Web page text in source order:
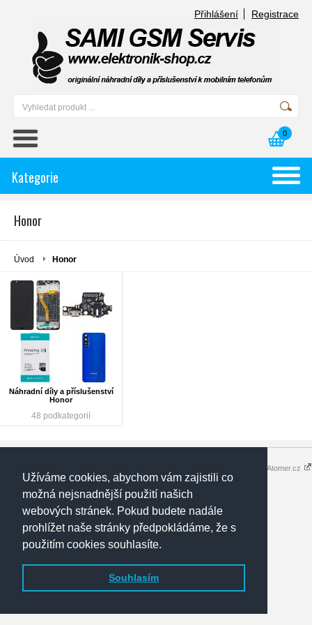
Užíváme cookies, abychom vám zajistili co
možná nejsnadnější použití našich
webových stránek. Pokud budete nadále
prohlížet naše stránky předpokládáme, že s
použitím cookies souhlasíte.
Souhlasím
Přihlášení Registrace
0
Kategorie
Honor
Úvod Honor
Náhradní díly a příslušenství
Honor
48 podkategorií
shop.cz
Tvorba eshopů - Atomer.cz